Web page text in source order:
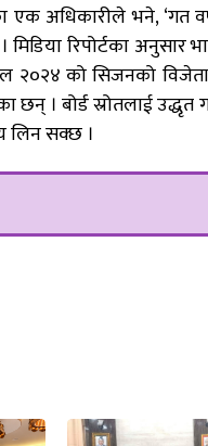
एक अधिकारीले भने, ‘गत
रिपोर्टका अनुसार
२०२४ को सिजनको
छन् । बोर्ड स्रोतलाई
लिन सक्छ ।